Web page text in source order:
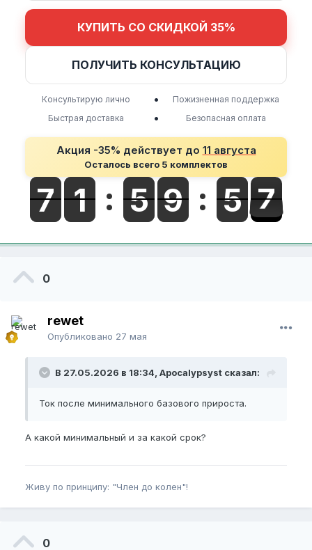
КУПИТЬ СО СКИДКОЙ 35%
ПОЛУЧИТЬ КОНСУЛЬТАЦИЮ
Консультирую лично •
Пожизненная поддержка
Быстрая доставка
• Безопасная оплата
Акция -35% действует до 11 августа
Осталось всего 5 комплектов
0
rewet
Опубликовано 27 мая
В 27.05.2026 в 18:34, Apocalypsyst сказал:
Ток после минимального базового прироста.
А какой минимальный и за какой срок?
Живу по принципу: "Член до колен"!
0